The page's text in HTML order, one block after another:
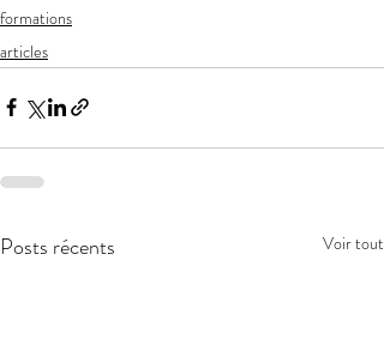
formations
articles
Posts récents Voir tout